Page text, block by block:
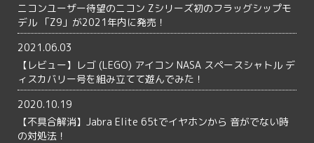
ニコンユーザー待望のニコン Zシリーズ初のフラッグシップモ
デル 「Z9」が2021年内に発売！
2021.06.03
【レビュー】レゴ (LEGO) アイコン NASA スペースシャトル デ
ィスカバリー号を組み立てて遊んでみた！
2020.10.19
【不具合解消】Jabra Elite 65tでイヤホンから 音がでない時
の対処法！